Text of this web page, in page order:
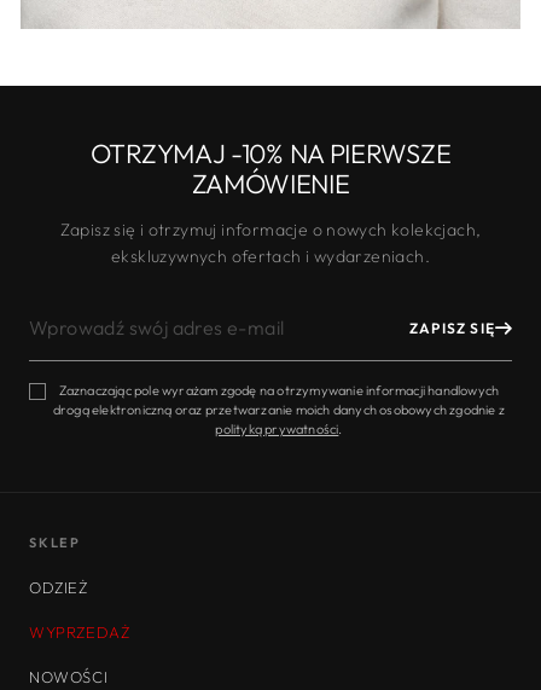
OTRZYMAJ -10% NA PIERWSZE
ZAMÓWIENIE
Zapisz się i otrzymuj informacje o nowych kolekcjach,
ekskluzywnych ofertach i wydarzeniach.
SWÓJ
ADRES
E-
MAIL
ZAPISZ SIĘ
Zaznaczając pole wyrażam zgodę na otrzymywanie informacji handlowych
drogą elektroniczną oraz przetwarzanie moich danych osobowych zgodnie z
polityką prywatności.
SKLEP
ODZIEŻ
WYPRZEDAŻ
NOWOŚCI